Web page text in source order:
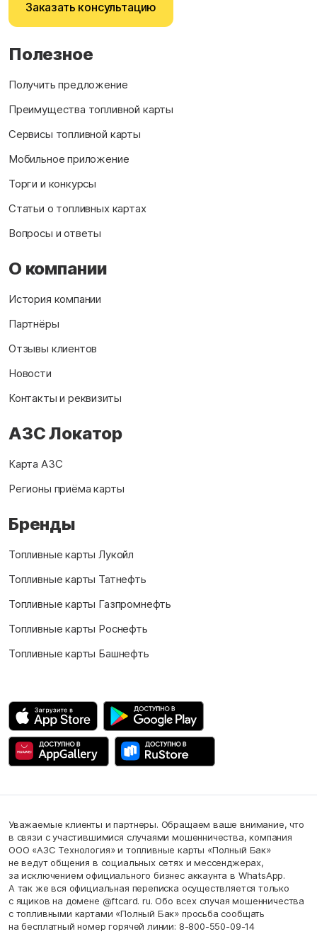
Заказать консультацию
Полезное
Получить предложение
Преимущества топливной карты
Сервисы топливной карты
Мобильное приложение
Торги и конкурсы
Статьи о топливных картах
Вопросы и ответы
О компании
История компании
Партнёры
Отзывы клиентов
Новости
Контакты и реквизиты
АЗС Локатор
Карта АЗС
Регионы приёма карты
Бренды
Топливные карты Лукойл
Топливные карты Татнефть
Топливные карты Газпромнефть
Топливные карты Роснефть
Топливные карты Башнефть
Уважаемые клиенты и партнеры. Обращаем ваше внимание, что
в связи с участившимися случаями мошенничества, компания
ООО «АЗС Технология» и топливные карты «Полный Бак»
не ведут общения в социальных сетях и мессенджерах,
за исключением официального бизнес аккаунта в WhatsApp.
А так же вся официальная переписка осуществляется только
с ящиков на домене @ftcard. ru. Обо всех случая мошенничества
с топливными картами «Полный Бак» просьба сообщать
на бесплатный номер горячей линии: 8-800-550-09-14